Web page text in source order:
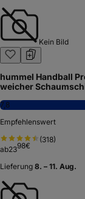
Kein Bild
hummel Handball
weicher
7,8
Empfehlenswert
(318)
ab2398€
Lieferung 8. – 11. Aug.